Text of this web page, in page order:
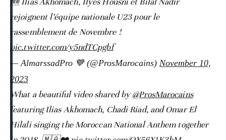
rejoignent l’équipe nationale U23 pour le
rassemblement de Novembre !
pic.twitter.com/y5ndTCpgbf
— AlmarssadPro 💙 (@ProsMarocains) November 10,
2023
What a beautiful video shared by@ProsMarocains
featuring Ilias Akhomach, Chadi Riad, and Omar El
Hilali singing the Moroccan National Anthem together